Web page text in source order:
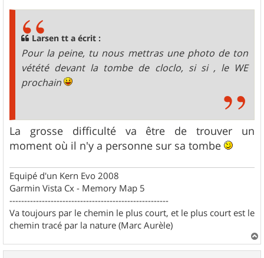
Larsen tt a écrit :
Pour la peine, tu nous mettras une photo de ton
vétété devant la tombe de cloclo, si si , le WE
prochain
La grosse difficulté va être de trouver un
moment où il n'y a personne sur sa tombe
Equipé d'un Kern Evo 2008
Garmin Vista Cx - Memory Map 5
------------------------------------------------------
Va toujours par le chemin le plus court, et le plus court est le
chemin tracé par la nature (Marc Aurèle)
a